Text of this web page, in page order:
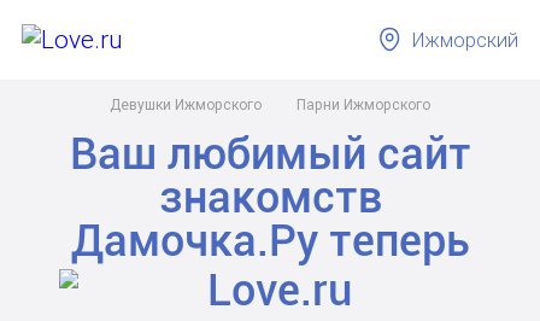
Девушки Ижморского Парни Ижморского
Ижморский
Ваш любимый сайт
знакомств
Дамочка.Рутеперь